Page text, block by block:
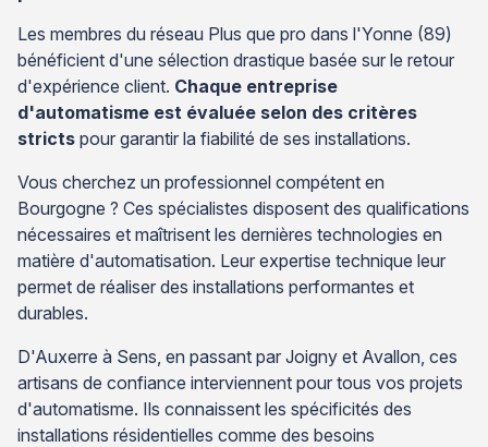
Les membres du réseau Plus que pro dans l'Yonne (89)
bénéficient d'une sélection drastique basée sur le retour
d'expérience client. Chaque entreprise
d'automatisme est évaluée selon des critères
stricts pour garantir la fiabilité de ses installations.
Vous cherchez un professionnel compétent en
Bourgogne ? Ces spécialistes disposent des qualifications
nécessaires et maîtrisent les dernières technologies en
matière d'automatisation. Leur expertise technique leur
permet de réaliser des installations performantes et
durables.
D'Auxerre à Sens, en passant par Joigny et Avallon, ces
artisans de confiance interviennent pour tous vos projets
d'automatisme. Ils connaissent les spécificités des
installations résidentielles comme des besoins